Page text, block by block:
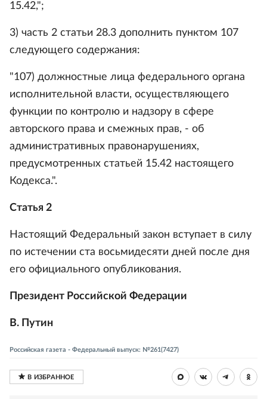
15.42,";
3) часть 2 статьи 28.3 дополнить пунктом 107
следующего содержания:
"107) должностные лица федерального органа
исполнительной власти, осуществляющего
функции по контролю и надзору в сфере
авторского права и смежных прав, - об
административных правонарушениях,
предусмотренных статьей 15.42 настоящего
Кодекса.".
Статья 2
Настоящий Федеральный закон вступает в силу
по истечении ста восьмидесяти дней после дня
его официального опубликования.
Президент Российской Федерации
В. Путин
Российская газета - Федеральный выпуск: №261(7427)